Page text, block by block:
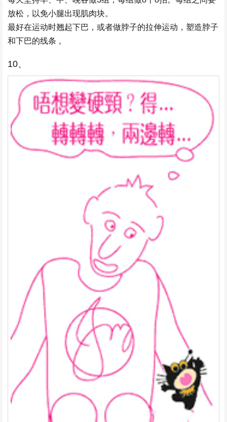
放松，以免小腿出现肌肉块。
最好在运动时翘起下巴，或者做脖子的拉伸运动，塑造脖子
和下巴的线条 。
10、